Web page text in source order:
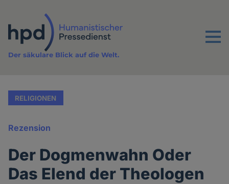
Inhalt
Menu
Der säkulare Blick auf die Welt.
RELIGIONEN
Rezension
Der Dogmenwahn Oder
Das Elend der Theologen